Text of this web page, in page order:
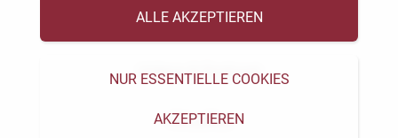
Vorträge & Veröffentlichungen
Videos & Podcast
Aktuelles
ALLE AKZEPTIEREN
NUR ESSENTIELLE COOKIES
AKZEPTIEREN